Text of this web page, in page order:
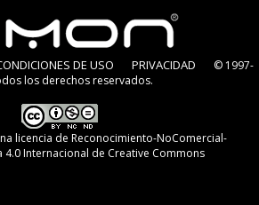
DE USO PRIVACIDAD
© 1997-
los derechos reservados.
licencia de Reconocimiento-NoComercial-
4.0 Internacional de Creative Commons